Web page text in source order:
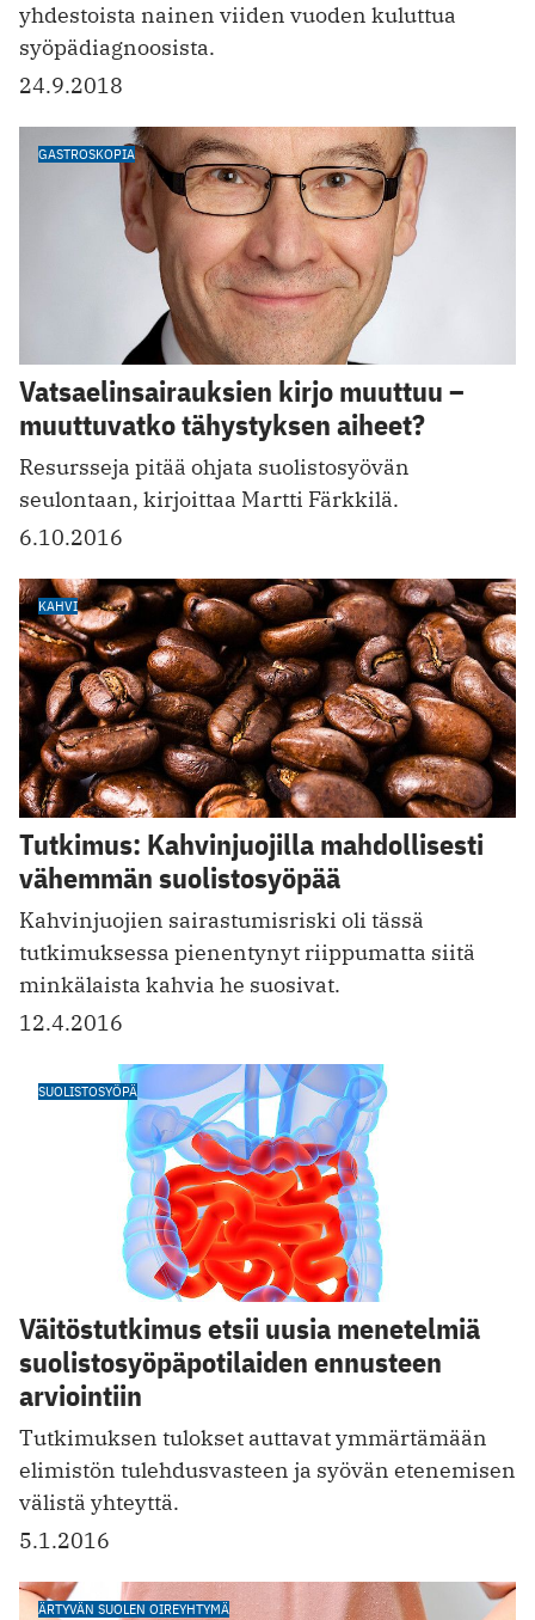
yhdestoista nainen viiden vuoden kuluttua
syöpädiagnoosista.
24.9.2018
GASTROSKOPIA
Vatsaelinsairauksien kirjo muuttuu –
muuttuvatko tähystyksen aiheet?
Resursseja pitää ohjata suolistosyövän
seulontaan, kirjoittaa Martti Färkkilä.
6.10.2016
KAHVI
Tutkimus: Kahvinjuojilla mahdollisesti
vähemmän suolistosyöpää
Kahvinjuojien sairastumisriski oli tässä
tutkimuksessa pienentynyt riippumatta siitä
minkälaista kahvia he suosivat.
12.4.2016
SUOLISTOSYÖPÄ
Väitöstutkimus etsii uusia menetelmiä
suolistosyöpäpotilaiden ennusteen
arviointiin
Tutkimuksen tulokset auttavat ymmärtämään
elimistön tulehdusvasteen ja syövän etenemisen
välistä yhteyttä.
5.1.2016
ÄRTYVÄN SUOLEN OIREYHTYMÄ